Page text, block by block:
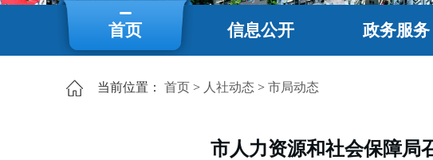
首页 信息公开 政务服务
当前位置： 首页 > 人社动态 > 市局动态
市人力资源和社会保障局